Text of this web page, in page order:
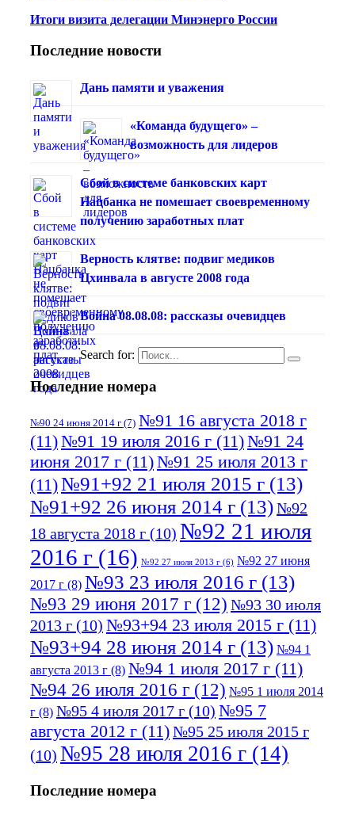
Итоги визита делегации Минэнерго России
Последние новости
Дань памяти и уважения
«Команда будущего» –
возможность для лидеров
Сбой в системе банковских карт
Нацбанка не помешает своевременному
получению заработных плат
Верность клятве: подвиг медиков
Цхинвала в августе 2008 года
Война 08.08.08: рассказы очевидцев
Search for:
Последние номера
№90 24 июня 2014 г (7) №91 16 августа 2018 г
(11)№91 19 июля 2016 г (11)№91 24
июня 2017 г (11)№91 25 июля 2013 г
(11)№91+92 21 июля 2015 г (13)
№91+92 26 июня 2014 г (13)№92
18 августа 2018 г (10) №92 21 июля
2016 г (16) №92 27 июля 2013 г (6) №92 27 июня
2017 г (8) №93 23 июля 2016 г (13)
№93 29 июня 2017 г (12) №93 30 июля
2013 г (10) №93+94 23 июля 2015 г (11)
№93+94 28 июня 2014 г (13) №94 1
августа 2013 г (8) №94 1 июля 2017 г (11)
№94 26 июля 2016 г (12) №95 1 июля 2014
г (8) №95 4 июля 2017 г (10) №95 7
августа 2012 г (11)№95 25 июля 2015 г
(10) №95 28 июля 2016 г (14)
июля 2017 г(11)№96 9 августа 2012
Последние номера